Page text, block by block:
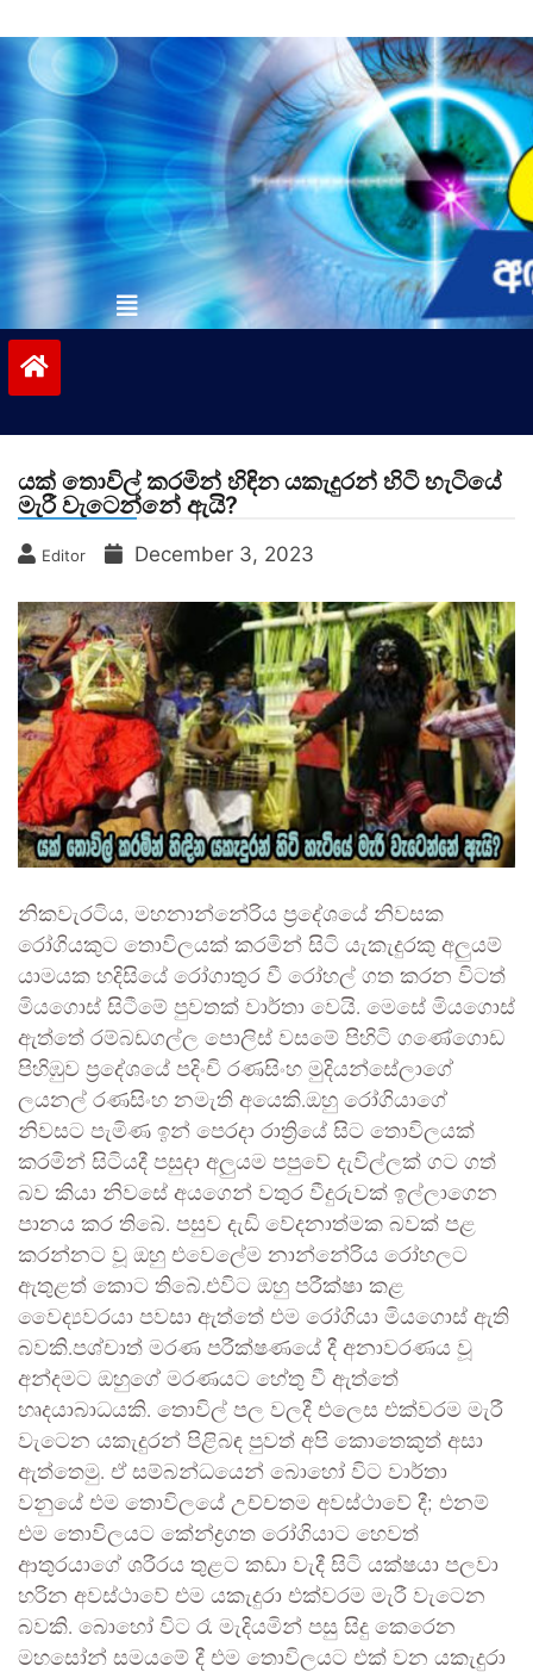
to
contentvinivida.lk
යක් තොවිල් කරමින් හිඳින යකැදුරන් හිටි හැටියේ
මැරී වැටෙන්නේ ඇයි?
Editor December 3, 2023
නිකවැරටිය, මහනාන්නේරිය ප්‍රදේශයේ නිවසක
රෝගියකුට තොවිලයක් කරමින් සිටි යැකැදුරකු අලුයම්
යාමයක හදිසියේ රෝගාතුර වී රෝහල් ගත කරන විටත්
මියගොස් සිටීමේ පුවතක් වාර්තා වෙයි. මෙසේ මියගොස්
ඇත්තේ රම්බඩගල්ල පොලිස් වසමේ පිහිටි ගණේගොඩ
පිහිඹුව ප්‍රදේශයේ පදිංචි රණසිංහ මුදියන්සේලාගේ
ලයනල් රණසිංහ නමැති අයෙකි.ඔහු රෝගියාගේ
නිවසට පැමිණ ඉන් පෙරදා රාත්‍රියේ සිට තොවිලයක්
කරමින් සිටියදී පසුදා අලුයම පපුවේ දැවිල්ලක් ගට ගත්
බව කියා නිවසේ අයගෙන් වතුර වීදුරුවක් ඉල්ලාගෙන
පානය කර තිබේ. පසුව දැඩි වේදනාත්මක බවක් පළ
කරන්නට වූ ඔහු එවෙලේම නාන්නේරිය රෝහලට
ඇතුළත් කොට තිබේ.එවිට ඔහු පරීක්ෂා කළ
වෛද්‍යවරයා පවසා ඇත්තේ එම රෝගියා මියගොස් ඇති
බවකි.පශ්චාත් මරණ පරීක්ෂණයේ දී අනාවරණය වූ
අන්දමට ඔහුගේ මරණයට හේතු වී ඇත්තේ
හෘදයාබාධයකි. තොවිල් පල වලදී එලෙස එක්වරම මැරී
වැටෙන යකැදුරන් පිළිබඳ පුවත් අපි කොතෙකුත් අසා
ඇත්තෙමු. ඒ සම්බන්ධයෙන් බොහෝ විට වාර්තා
වනුයේ එම තොවිලයේ උච්චතම අවස්ථාවේ දී; එනම්
එම තොවිලයට කේන්ද්‍රගත රෝගියාට හෙවත්
ආතුරයාගේ ශරීරය තුළට කඩා වැදී සිටි යක්ෂයා පලවා
හරින අවස්ථාවේ එම යකැදුරා එක්වරම මැරී වැටෙන
බවකි. බොහෝ විට රෑ මැදියමින් පසු සිදු කෙරෙන
මහසෝන් සමයමේ දී එම තොවිලයට එක් වන යකැදුරා